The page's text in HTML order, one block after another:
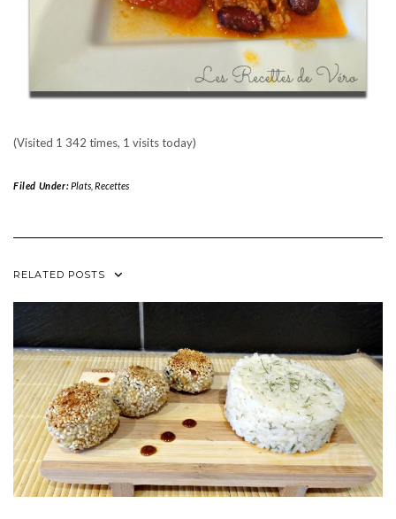
(Visited 1 342 times, 1 visits today)
Filed Under:Plats, Recettes
RELATED POSTS